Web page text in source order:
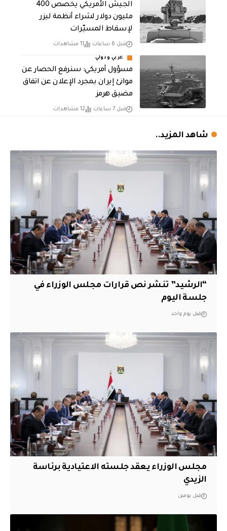
الجيش الأمريكي يخصص 400
مليون دولار لشراء أنظمة ليزر
لإسقاط المسيّرات
قبل 6 ساعات 11 مشاهدات
عربي ودولي
مسؤول أمريكي: سنرفع الحصار عن
موانئ إيران بمجرد الإعلان عن اتفاق
مضيق هرمز
قبل 7 ساعات 12 مشاهدات
شاهد المزيد..
“الرشيد” تنشر نص قرارات مجلس الوزراء في
جلسة اليوم
قبل يوم واحد
مجلس الوزراء يعقد جلسته الاعتيادية برئاسة
الزيدي
قبل يومين